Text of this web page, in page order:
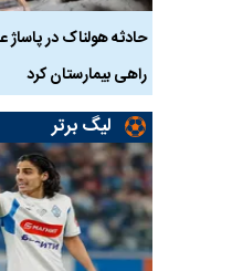
راهی بیمارستان کرد
لیگ برتر